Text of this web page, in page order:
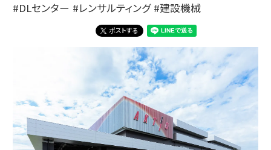
DLセンター レンサルティング 建設機械
ポストする